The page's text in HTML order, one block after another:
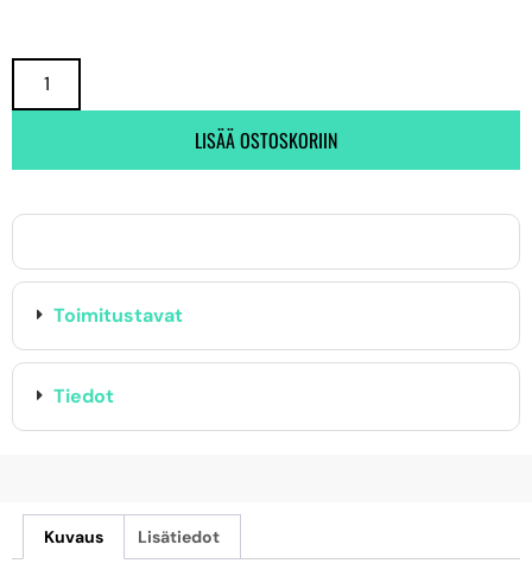
LISÄÄ OSTOSKORIIN
Toimitustavat
Tiedot
Kuvaus Lisätiedot